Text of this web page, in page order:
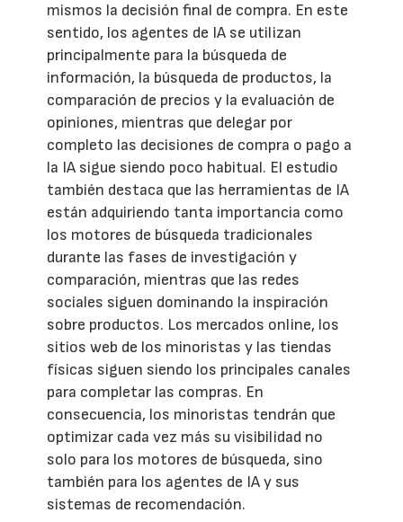
mismos la decisión final de compra. En este
sentido, los agentes de IA se utilizan
principalmente para la búsqueda de
información, la búsqueda de productos, la
comparación de precios y la evaluación de
opiniones, mientras que delegar por
completo las decisiones de compra o pago a
la IA sigue siendo poco habitual. El estudio
también destaca que las herramientas de IA
están adquiriendo tanta importancia como
los motores de búsqueda tradicionales
durante las fases de investigación y
comparación, mientras que las redes
sociales siguen dominando la inspiración
sobre productos. Los mercados online, los
sitios web de los minoristas y las tiendas
físicas siguen siendo los principales canales
para completar las compras. En
consecuencia, los minoristas tendrán que
optimizar cada vez más su visibilidad no
solo para los motores de búsqueda, sino
también para los agentes de IA y sus
sistemas de recomendación.